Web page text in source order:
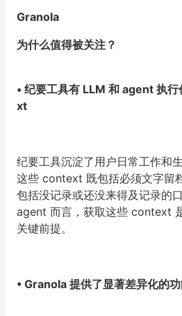
Granola
为什么值得被关注？
• 纪要工具有 LLM 和 agent 执
xt
纪要工具沉淀了用户日常工作和
这些 context 既包括必须文字留
包括没记录或还没来得及记录的
agent 而言，获取这些 context
关键前提。
• Granola 提供了显著差异化的